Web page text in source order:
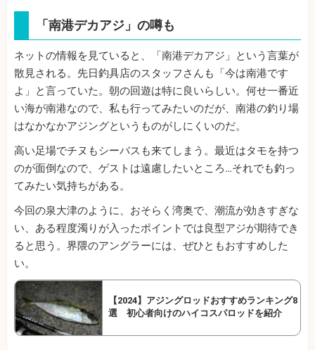
「南港デカアジ」の噂も
ネットの情報を見ていると、「南港デカアジ」という言葉が
散見される。先日釣具店のスタッフさんも「今は南港です
よ」と言っていた。朝の回遊は特に良いらしい。何せ一番近
い海が南港なので、私も行ってみたいのだが、南港の釣り場
はなかなかアジングというものがしにくいのだ。
高い足場でチヌもシーバスも来てしまう。最近はタモを持つ
のが面倒なので、ゲストは遠慮したいところ…それでも釣っ
てみたい気持ちがある。
今回の泉大津のように、おそらく湾奥で、潮流が効きすぎな
い、ある程度濁りが入ったポイントでは良型アジが期待でき
ると思う。界隈のアングラーには、ぜひともおすすめした
い。
【2024】アジングロッドおすすめランキング8
選 初心者向けのハイコスパロッドを紹介